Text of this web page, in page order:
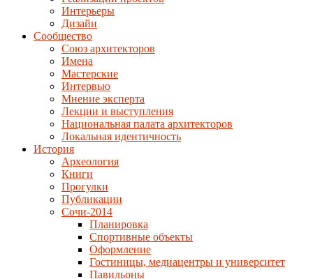
Интерьеры
Дизайн
Сообщество
Союз архитекторов
Имена
Мастерские
Интервью
Мнение эксперта
Лекции и выступления
Национальная палата архитекторов
Локальная идентичность
История
Археология
Книги
Прогулки
Публикации
Сочи-2014
Планировка
Спортивные объекты
Оформление
Гостиницы, медиацентры и университет
Павильоны